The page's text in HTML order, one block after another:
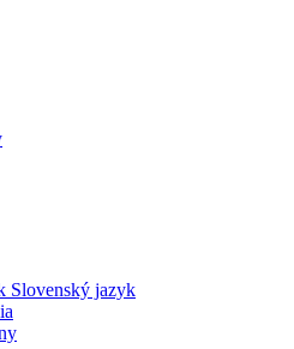
Slovenský jazyk